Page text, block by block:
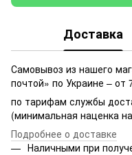
Доставка
Самовывоз из нашего
почтой» по Украине – от
по тарифам службы
(минимальная наценка
Подробнее о доставке
Наличными при